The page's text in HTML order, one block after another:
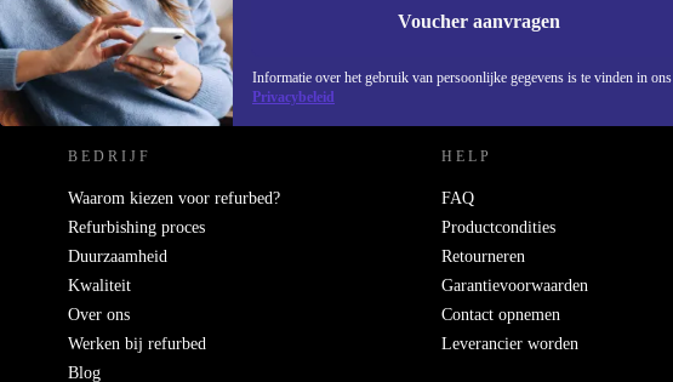
Voucher aanvragen
Informatie over het gebruik van persoonlijke gegevens is te vinden in ons
Privacybeleid
REFURBED NEDERLAND - RETHINK NEW.
BEDRIJF
Waarom kiezen voor refurbed?
Refurbishing proces
Duurzaamheid
Kwaliteit
Over ons
Werken bij refurbed
Blog
HELP
FAQ
Productcondities
Retourneren
Garantievoorwaarden
Contact opnemen
Leverancier worden